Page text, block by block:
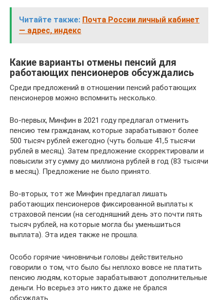
Читайте также: Почта России личный кабинет
— адрес, индекс
Какие варианты отмены пенсий для
работающих пенсионеров обсуждались
Среди предложений в отношении пенсий работающих
пенсионеров можно вспомнить несколько.
Во-первых, Минфин в 2021 году предлагал отменить
пенсию тем гражданам, которые зарабатывают более
500 тысяч рублей ежегодно (чуть больше 41,5 тысячи
рублей в месяц). Затем предложение скорректировали и
повысили эту сумму до миллиона рублей в год (83 тысячи
в месяц). Предложение не было принято.
Во-вторых, тот же Минфин предлагал лишать
работающих пенсионеров фиксированной выплаты к
страховой пенсии (на сегодняшний день это почти пять
тысяч рублей, на которые могла бы уменьшиться
выплата). Эта идея также не прошла.
Особо горячие чиновничьи головы действительно
говорили о том, что было бы неплохо вовсе не платить
пенсию людям, которые зарабатывают дополнительные
деньги. Но всерьез это никто даже не брался
обсуждать.